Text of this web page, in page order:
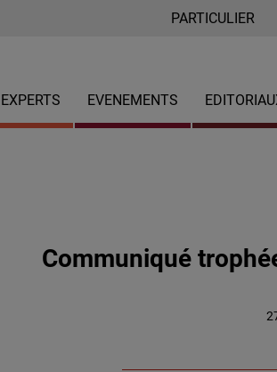
PARTICULIER
EXPERTS EVENEMENTS
Communiqué